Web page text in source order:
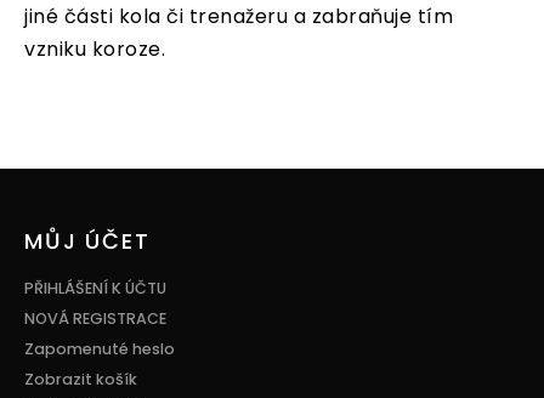
jiné části kola či trenažeru a zabraňuje tím
vzniku koroze.
MŮJ ÚČET
PŘIHLÁŠENÍ K ÚČTU
NOVÁ REGISTRACE
Zapomenuté heslo
Zobrazit košík